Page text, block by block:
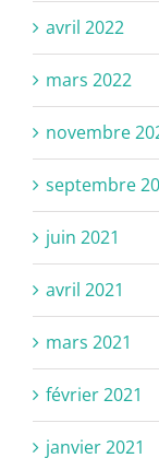
avril 2022
mars 2022
novembre
septembre
juin 2021
avril 2021
mars 2021
février 2021
janvier 2021